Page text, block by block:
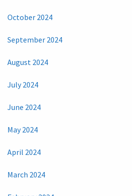
October 2024
September 2024
August 2024
July 2024
June 2024
May 2024
April 2024
March 2024